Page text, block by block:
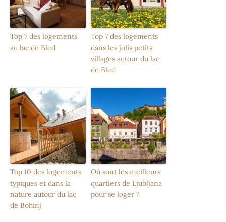
Top 7 des logements
au lac de Bled
Top 7 des logements
dans les jolis petits
villages autour du lac
de Bled
Top 10 des logements
typiques et dans la
nature autour du lac
de Bohinj
Où sont les meilleurs
quartiers de Ljubljana
pour se loger ?